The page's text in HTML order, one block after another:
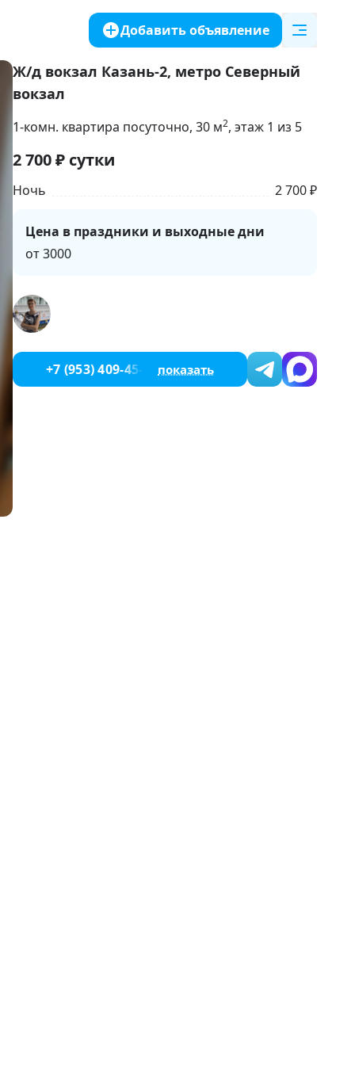
Добавить объявление
Ж/д вокзал Казань-2, метро Северный
вокзал
1-комн. квартира посуточно, 30 м2, этаж 1 из 5
2 700₽ сутки
Ночь 2 700 ₽
Цена в праздники и выходные дни
от 3000
+7 (953) 409-45-46 показать